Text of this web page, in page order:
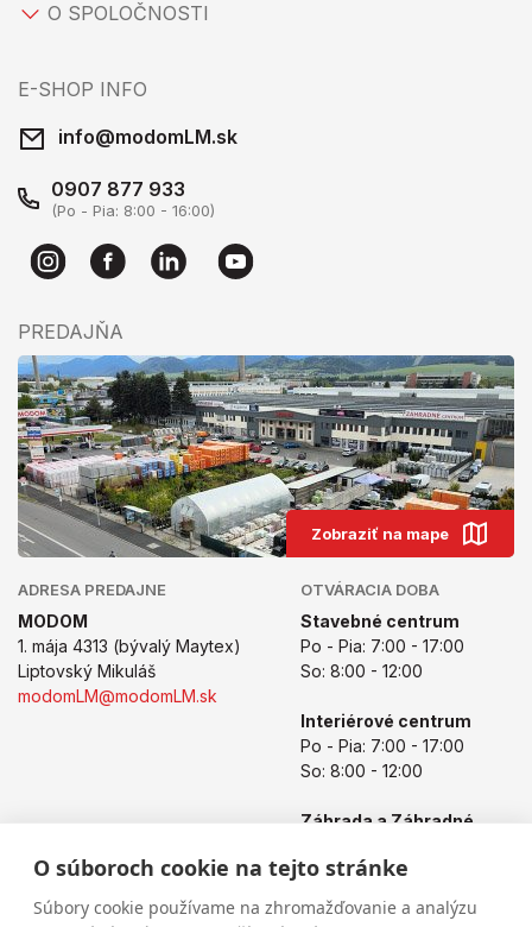
O súboroch cookie na tejto stránke
Súbory cookie používame na zhromažďovanie a analýzu
O SPOLOČNOSTI
E-SHOP INFO
info@modomLM.sk
0907 877 933
(Po - Pia: 8:00 - 16:00)
PREDAJŇA
Zobraziť na mape
ADRESA PREDAJNE
MODOM
1. mája 4313 (bývalý Maytex)
Liptovský Mikuláš
modomLM@modomLM.sk
OTVÁRACIA DOBA
Stavebné centrum
Po - Pia: 7:00 - 17:00
So: 8:00 - 12:00
Interiérové centrum
Po - Pia: 7:00 - 17:00
So: 8:00 - 12:00
Záhrada a Záhradné
Po - Pia: 8:00 - 17:00
So: 8:00 - 12:00